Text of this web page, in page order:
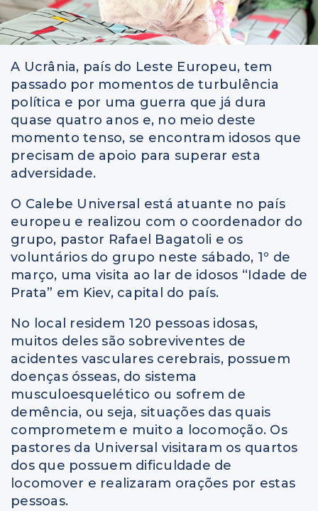
A Ucrânia, país do Leste Europeu, tem
passado por momentos de turbulência
política e por uma guerra que já dura
quase quatro anos e, no meio deste
momento tenso, se encontram idosos que
precisam de apoio para superar esta
adversidade.
O Calebe Universal está atuante no país
europeu e realizou com o coordenador do
grupo, pastor Rafael Bagatoli e os
voluntários do grupo neste sábado, 1º de
março, uma visita ao lar de idosos “Idade de
Prata” em Kiev, capital do país.
No local residem 120 pessoas idosas,
muitos deles são sobreviventes de
acidentes vasculares cerebrais, possuem
doenças ósseas, do sistema
musculoesquelético ou sofrem de
demência, ou seja, situações das quais
comprometem e muito a locomoção. Os
pastores da Universal visitaram os quartos
dos que possuem dificuldade de
locomover e realizaram orações por estas
pessoas.